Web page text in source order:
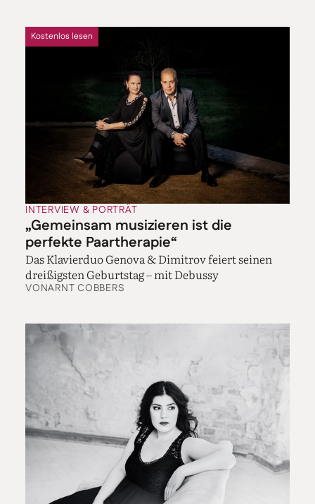
INTERVIEW & PORTRÄT
„Gemeinsam musizieren ist die
perfekte Paartherapie“
Das Klavierduo Genova & Dimitrov feiert seinen
dreißigsten Geburtstag – mit Debussy
VONARNT COBBERS
Kostenlos lesen